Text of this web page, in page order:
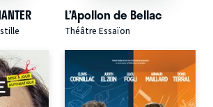
L’Apollon de Bellac
Théâtre Essaïon